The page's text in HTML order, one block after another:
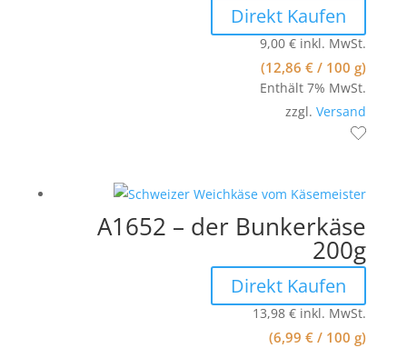
Direkt Kaufen
9,00€ inkl. MwSt.
(12,86€ / 100 g)
Enthält 7% MwSt.
zzgl.Versand
A1652 – der Bunkerkäse
200g
Direkt Kaufen
13,98€ inkl. MwSt.
(6,99€ / 100 g)